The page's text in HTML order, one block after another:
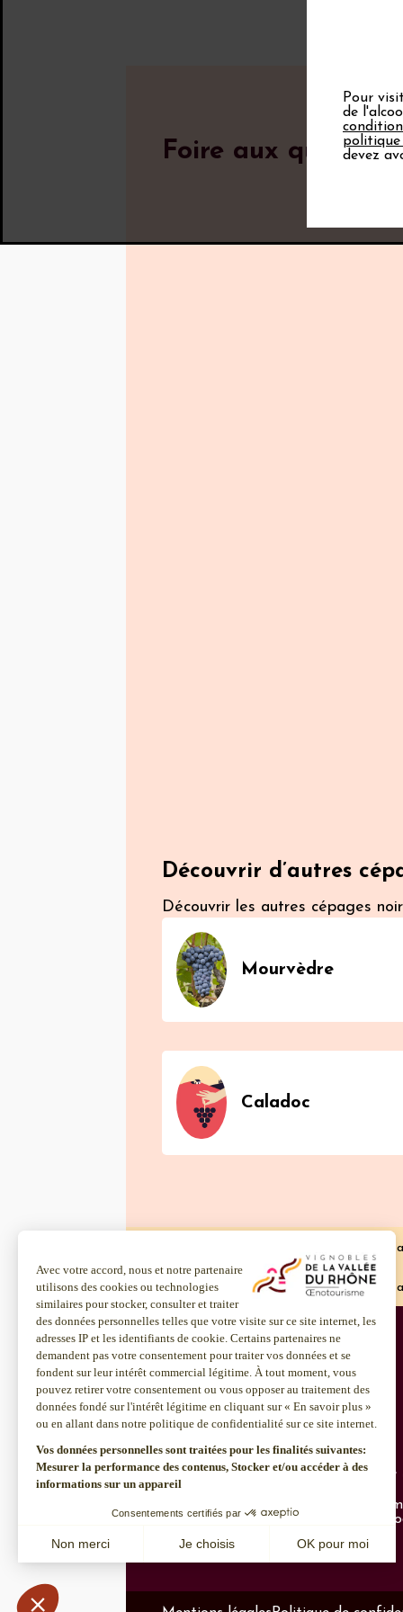
Foire aux
Découvrir d’autres
Découvrir les autres cépages
Mourvèdre
Caladoc
Brun argenté (Camarèse ou
Accueil Brun argenté (Camarèse ou
Infos pratiques
Rejoindre les équipes
Contact
Découvrir
Institut
Pour
de
politique
devez